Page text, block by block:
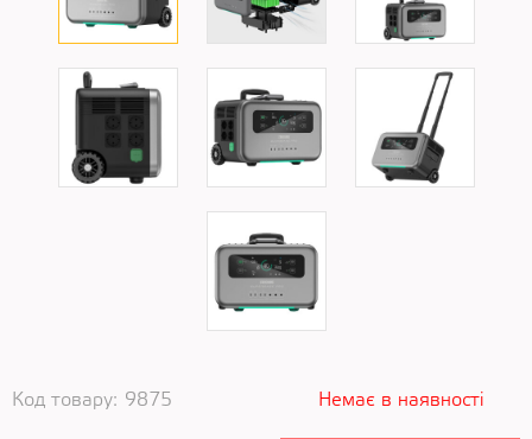
Код товару: 9875 Немає в наявності